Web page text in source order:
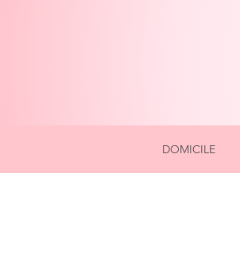
DOMICILE